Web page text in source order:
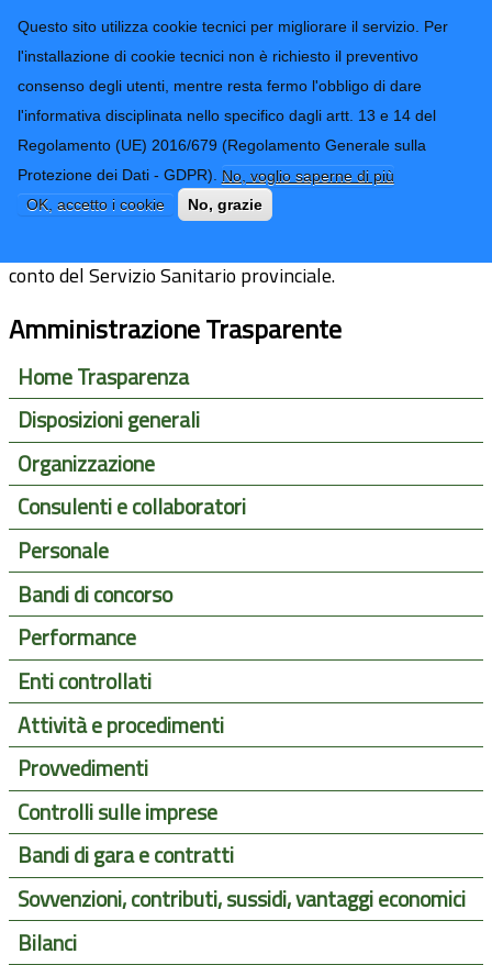
Questo sito utilizza cookie tecnici per migliorare il servizio. Per
l'installazione di cookie tecnici non è richiesto il preventivo
consenso degli utenti, mentre resta fermo l'obbligo di dare
l'informativa disciplinata nello specifico dagli artt. 13 e 14 del
Regolamento (UE) 2016/679 (Regolamento Generale sulla
Protezione dei Dati - GDPR). No, voglio saperne di più
OK, accetto i cookie
No, grazie
Provincia di
Imperia
CONTATTI-URP
TRASPARENZA
Form di ricerca
Liste di attesa
conto del Servizio Sanitario provinciale.
Amministrazione Trasparente
Home Trasparenza
Disposizioni generali
Organizzazione
Consulenti e collaboratori
Personale
Bandi di concorso
Performance
Enti controllati
Attività e procedimenti
Provvedimenti
Controlli sulle imprese
Bandi di gara e contratti
Sovvenzioni, contributi, sussidi, vantaggi economici
Bilanci